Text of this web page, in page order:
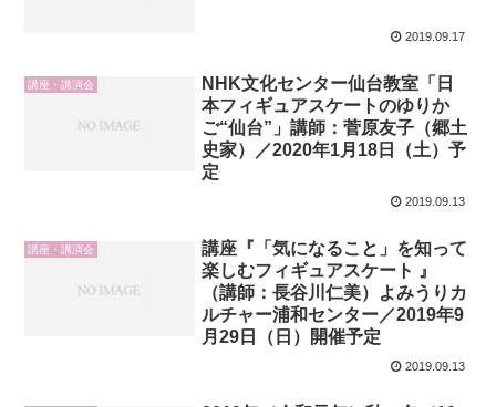
2019.09.17
講座・講演会
NHK文化センター仙台教室「日
本フィギュアスケートのゆりか
ご“仙台”」講師：菅原友子（郷土
史家）／2020年1月18日（土）予
定
2019.09.13
講座・講演会
講座『「気になること」を知って
楽しむフィギュアスケート 』
（講師：長谷川仁美）よみうりカ
ルチャー浦和センター／2019年9
月29日（日）開催予定
2019.09.13